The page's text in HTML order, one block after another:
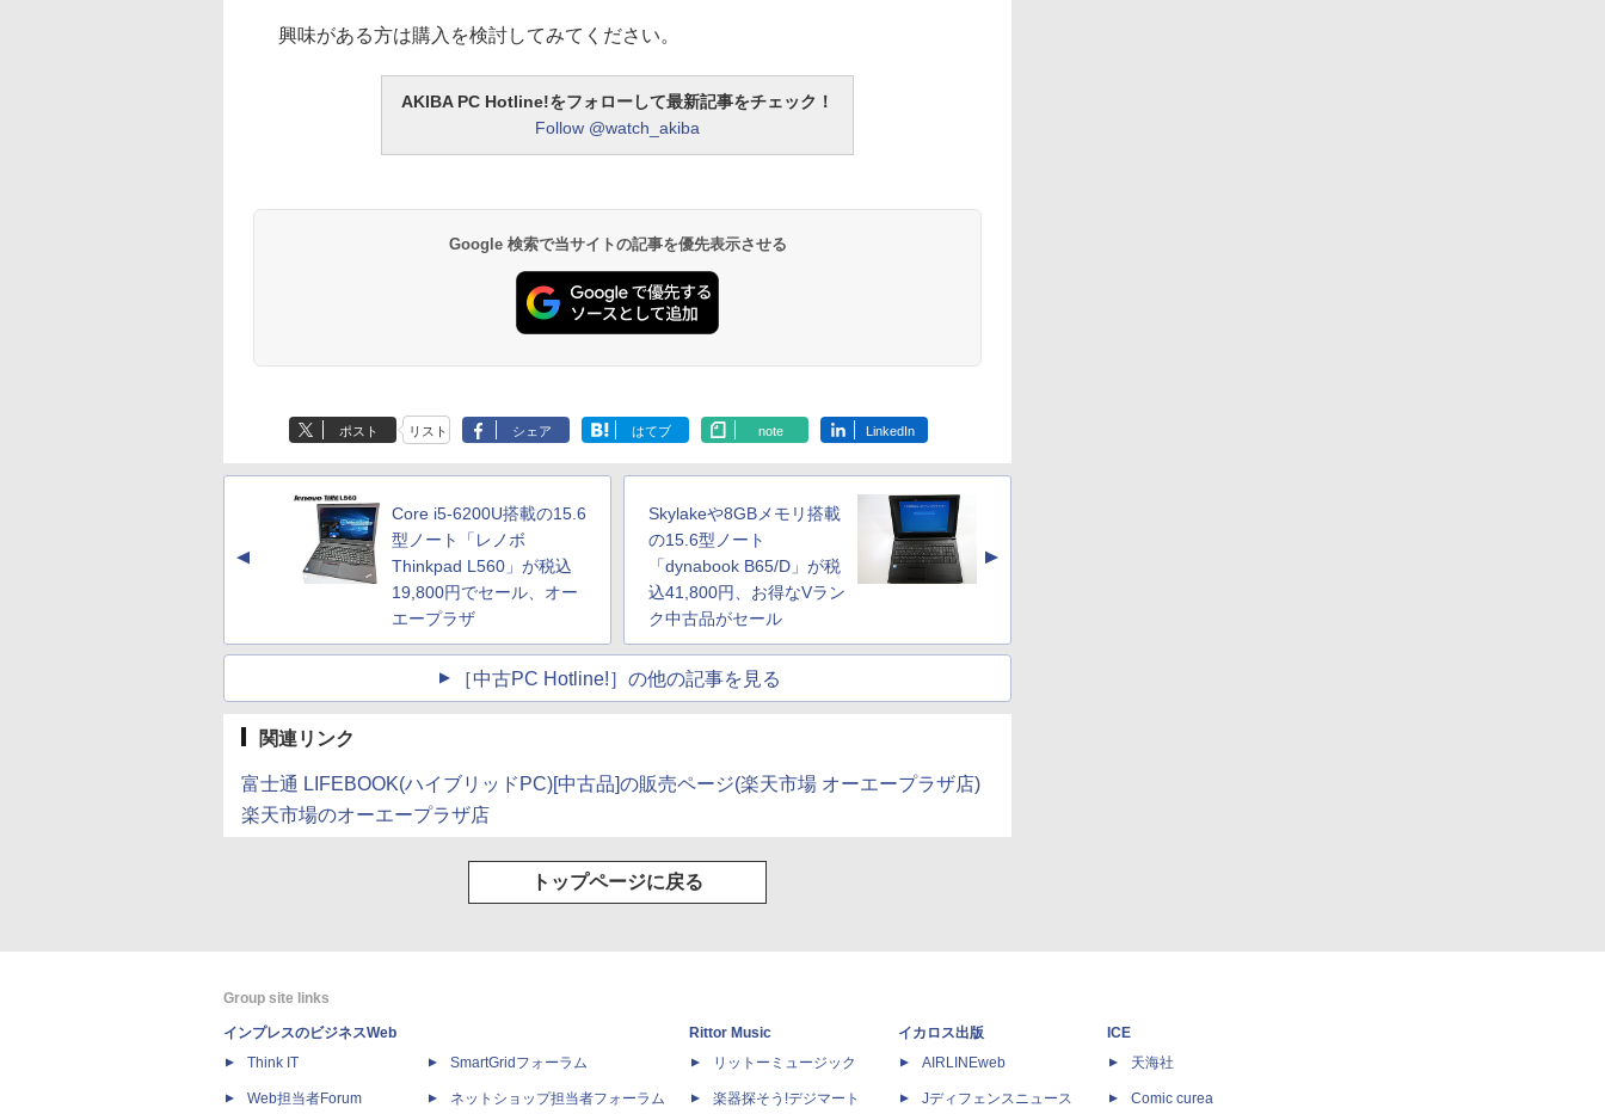
興味がある方は購入を検討してみてください。
AKIBA PC Hotline!をフォローして最新記事をチェック！
Follow @watch_akiba
Google 検索で当サイトの記事を優先表示させる
ポスト リスト シェア はてブ note LinkedIn
▲
Core i5-6200U搭載の15.6
型ノート「レノボ
Thinkpad L560」が税込
19,800円でセール、オー
エープラザ
Skylakeや8GBメモリ搭載
の15.6型ノート
「dynabook B65/D」が税
込41,800円、お得なVラン
ク中古品がセール
▲
［中古PC Hotline!］の他の記事を見る
関連リンク
富士通 LIFEBOOK(ハイブリッドPC)[中古品]の販売ページ(楽天市場 オーエープラザ店)
楽天市場のオーエープラザ店
トップページに戻る
Group site links
インプレスのビジネスWeb
Think IT
Web担当者Forum
SmartGridフォーラム
ネットショップ担当者フォーラム
Rittor Music
リットーミュージック
楽器探そう!デジマート
イカロス出版
AIRLINEweb
Jディフェンスニュース
ICE
天海社
Comic curea